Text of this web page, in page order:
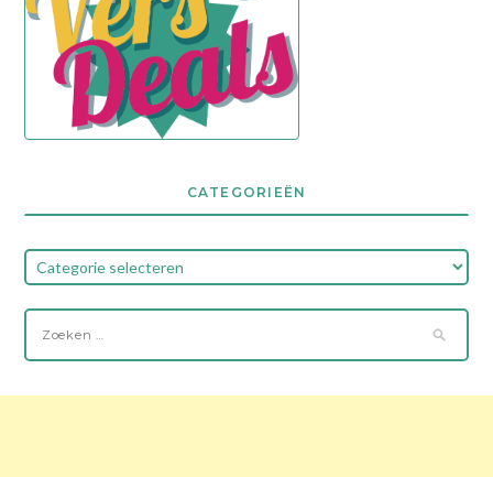
CATEGORIEËN